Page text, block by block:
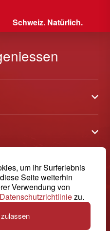
um Ihr Surferlebnis
Seite weiterhin
Verwendung von
zu.
Schweiz. Natürlich.
Gare 2 - CP 144 - 1964
Deutsch (Schweiz)